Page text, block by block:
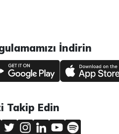
İndirin
Takip Edin